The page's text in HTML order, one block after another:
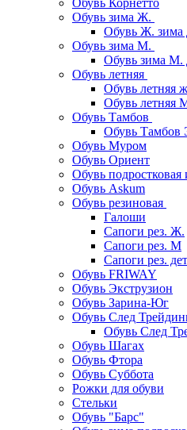
Обувь Корнетто
Обувь зима Ж.
Обувь Ж. зима
Обувь зима М.
Обувь зима М.
Обувь летняя
Обувь летняя
Обувь летняя
Обувь Тамбов
Обувь Тамбов
Обувь Муром
Обувь Ориент
Обувь подростковая
Обувь Askum
Обувь резиновая
Галоши
Сапоги рез. Ж.
Сапоги рез. М
Сапоги рез.
Обувь FRIWAY
Обувь Экструзион
Обувь Зарина-Юг
Обувь След
Обувь След
Обувь Шагах
Обувь Фтора
Обувь Суббота
Рожки для обуви
Стельки
Обувь "Барс"